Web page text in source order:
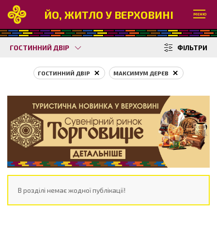
ЙО, ЖИТЛО У ВЕРХОВИНІ МЕНЮ
ГОСТИННИЙ ДВІР ФІЛЬТРИ
ГОСТИННИЙ ДВІР МАКСИМУМ ДЕРЕВ
В розділі немає жодної публікації!